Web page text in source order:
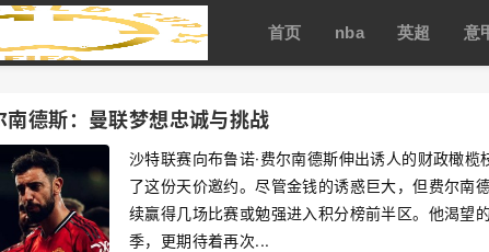
首页 nba 英超 意
南德斯：曼联梦想忠诚与挑战
沙特联赛向布鲁诺·费尔南德斯伸出诱人的财政橄
了这份天价邀约。尽管金钱的诱惑巨大，但费尔南
续赢得几场比赛或勉强进入积分榜前半区。他渴望
季，更期待着再次...